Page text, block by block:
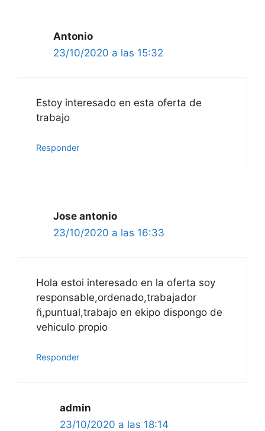
Antonio
23/10/2020 a las 15:32
Estoy interesado en esta oferta de
trabajo
Responder
Jose antonio
23/10/2020 a las 16:33
Hola estoi interesado en la oferta soy
responsable,ordenado,trabajador
ñ,puntual,trabajo en ekipo dispongo de
vehiculo propio
Responder
admin
23/10/2020 a las 18:14